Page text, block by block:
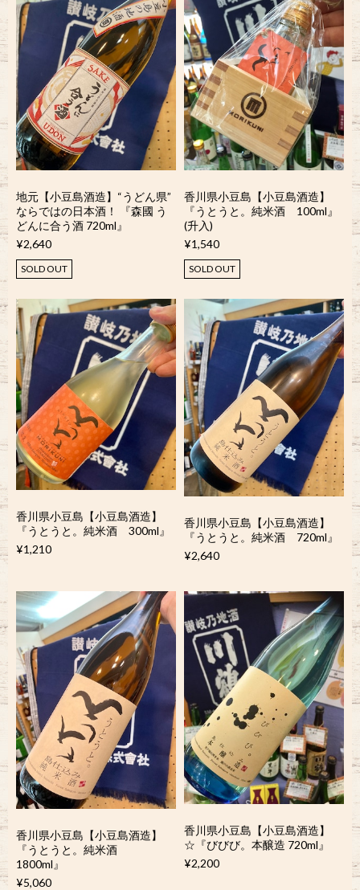
地元【小豆島酒造】“うどん県”
ならではの日本酒！ 『森國 う
どんに合う酒 720ml』
¥2,640
SOLD OUT
香川県小豆島【小豆島酒造】
『うとうと。純米酒 100ml』
(升入)
¥1,540
SOLD OUT
香川県小豆島【小豆島酒造】
『うとうと。純米酒 300ml』
¥1,210
香川県小豆島【小豆島酒造】
『うとうと。純米酒 720ml』
¥2,640
香川県小豆島【小豆島酒造】
『うとうと。純米酒
1800ml』
¥5,060
香川県小豆島【小豆島酒造】
☆『びびび。本醸造 720ml』
¥2,200